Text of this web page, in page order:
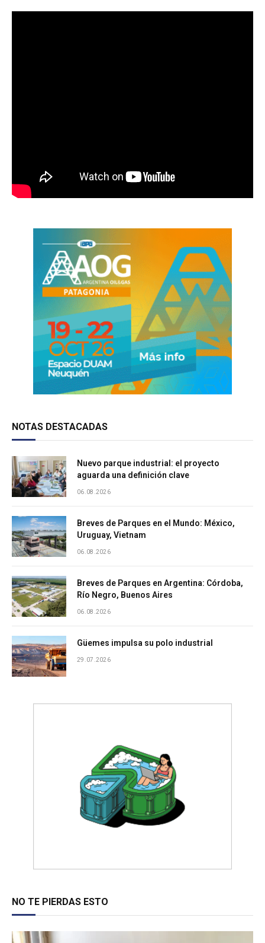
NOTAS DESTACADAS
Nuevo parque industrial: el proyecto
aguarda una definición clave
06.08.2026
Breves de Parques en el Mundo: México,
Uruguay, Vietnam
06.08.2026
Breves de Parques en Argentina: Córdoba,
Río Negro, Buenos Aires
06.08.2026
Güemes impulsa su polo industrial
29.07.2026
NO TE PIERDAS ESTO